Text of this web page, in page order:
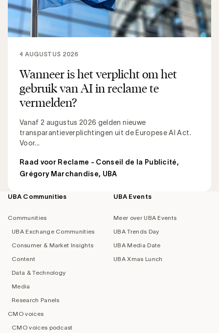
Wanneer is het verplicht om het
gebruik van AI in reclame te
vermelden?
Vanaf 2 augustus 2026 gelden nieuwe
transparantieverplichtingen uit de Europese AI Act.
Voor...
4 AUGUSTUS 2026
Raad voor Reclame - Conseil de la Publicité,
Grégory Marchandise, UBA
Footer
UBA Communities
Communities
UBA Exchange Communities
Consumer & Market Insights
Content
Data & Technology
Media
Research Panels
CMO voices
CMO voices podcast
UBA Events
Meer over UBA Events
UBA Trends Day
UBA Media Date
UBA Xmas Lunch